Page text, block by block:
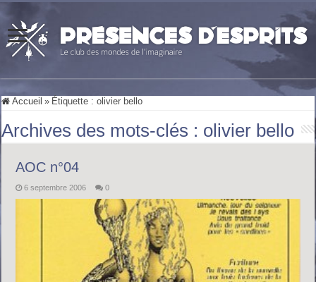
Accueil » Étiquette :olivier bello
Archives des mots-clés : olivier bello
AOC n°04
6 septembre 2006 0